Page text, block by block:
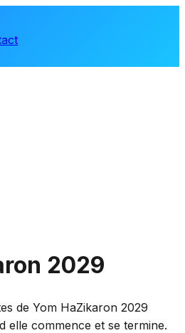
2029
de Yom HaZikaron 2029
elle commence et se termine.